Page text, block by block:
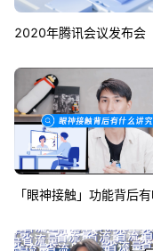
2020年腾讯会议发布会